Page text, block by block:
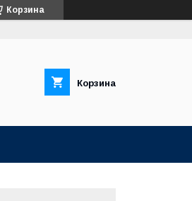
Корзина
Корзина